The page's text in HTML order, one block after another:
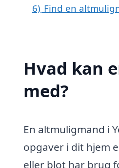
6) Find en
Hvad kan
med?
En altmuligmand i
opgaver i dit hjem
eller blot har brug